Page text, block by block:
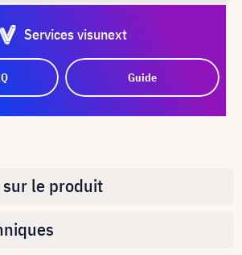
Services visunext
Guide
le produit